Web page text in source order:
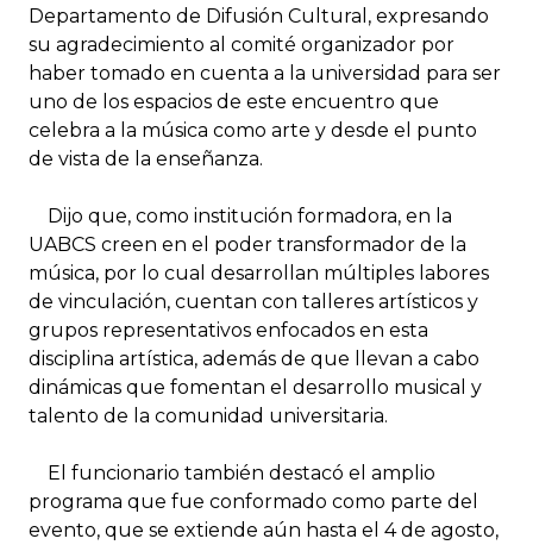
Departamento de Difusión Cultural, expresando
su agradecimiento al comité organizador por
haber tomado en cuenta a la universidad para ser
uno de los espacios de este encuentro que
celebra a la música como arte y desde el punto
de vista de la enseñanza.
Dijo que, como institución formadora, en la
UABCS creen en el poder transformador de la
música, por lo cual desarrollan múltiples labores
de vinculación, cuentan con talleres artísticos y
grupos representativos enfocados en esta
disciplina artística, además de que llevan a cabo
dinámicas que fomentan el desarrollo musical y
talento de la comunidad universitaria.
El funcionario también destacó el amplio
programa que fue conformado como parte del
evento, que se extiende aún hasta el 4 de agosto,